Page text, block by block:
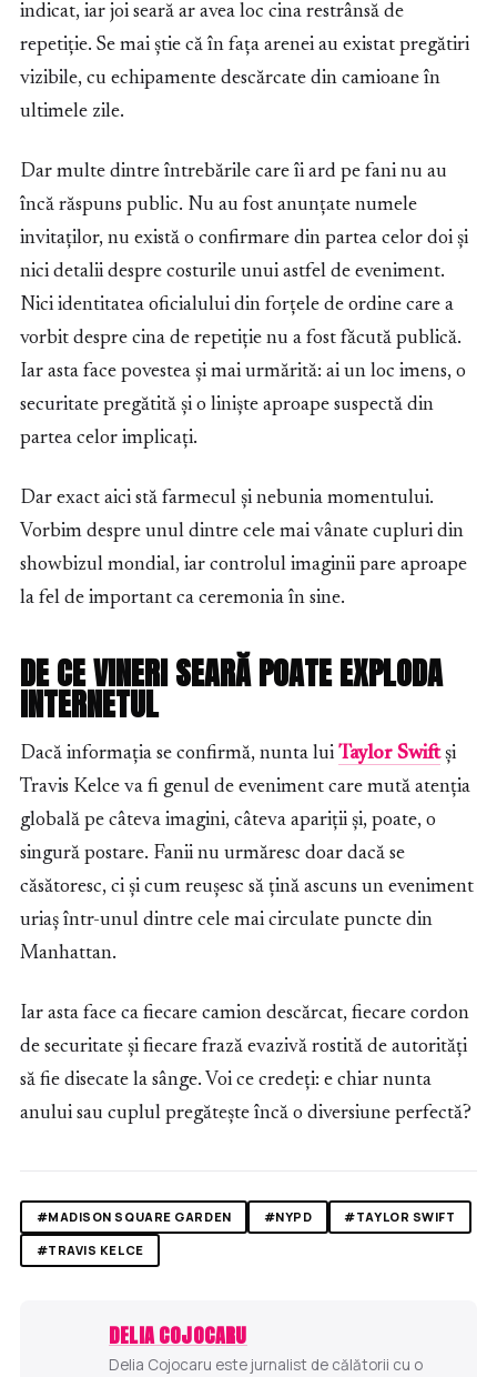
indicat, iar joi seară ar avea loc cina restrânsă de
repetiție. Se mai știe că în fața arenei au existat pregătiri
vizibile, cu echipamente descărcate din camioane în
ultimele zile.
Dar multe dintre întrebările care îi ard pe fani nu au
încă răspuns public. Nu au fost anunțate numele
invitaților, nu există o confirmare din partea celor doi și
nici detalii despre costurile unui astfel de eveniment.
Nici identitatea oficialului din forțele de ordine care a
vorbit despre cina de repetiție nu a fost făcută publică.
Iar asta face povestea și mai urmărită: ai un loc imens, o
securitate pregătită și o liniște aproape suspectă din
partea celor implicați.
Dar exact aici stă farmecul și nebunia momentului.
Vorbim despre unul dintre cele mai vânate cupluri din
showbizul mondial, iar controlul imaginii pare aproape
la fel de important ca ceremonia în sine.
DE CE VINERI SEARĂ POATE EXPLODA
INTERNETUL
Dacă informația se confirmă, nunta lui Taylor Swiftși
Travis Kelce va fi genul de eveniment care mută atenția
globală pe câteva imagini, câteva apariții și, poate, o
singură postare. Fanii nu urmăresc doar dacă se
căsătoresc, ci și cum reușesc să țină ascuns un eveniment
uriaș într-unul dintre cele mai circulate puncte din
Manhattan.
Iar asta face ca fiecare camion descărcat, fiecare cordon
de securitate și fiecare frază evazivă rostită de autorități
să fie disecate la sânge. Voi ce credeți: e chiar nunta
anului sau cuplul pregătește încă o diversiune perfectă?
#MADISON SQUARE GARDEN #NYPD
#TAYLOR SWIFT
#TRAVIS KELCE
DELIA COJOCARU
Delia Cojocaru este jurnalist de călătorii cu o